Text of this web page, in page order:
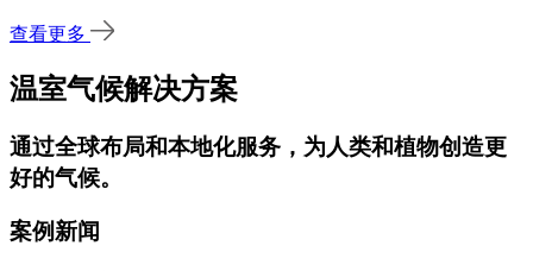
查看更多
温室气候解决方案
通过全球布局和本地化服务 ，为人类和植物创造更
好的气候。
案例新闻